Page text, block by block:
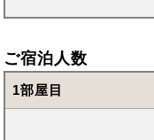
ご宿泊人数
1部屋目